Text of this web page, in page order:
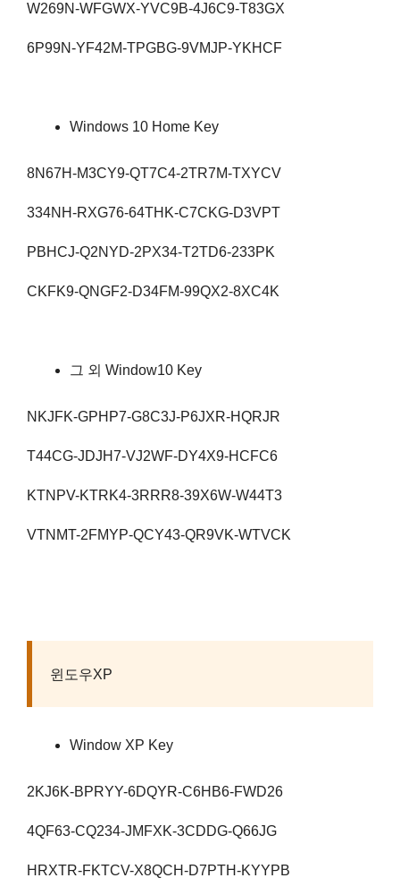
W269N-WFGWX-YVC9B-4J6C9-T83GX
6P99N-YF42M-TPGBG-9VMJP-YKHCF
Windows 10 Home Key
8N67H-M3CY9-QT7C4-2TR7M-TXYCV
334NH-RXG76-64THK-C7CKG-D3VPT
PBHCJ-Q2NYD-2PX34-T2TD6-233PK
CKFK9-QNGF2-D34FM-99QX2-8XC4K
그 외 Window10 Key
NKJFK-GPHP7-G8C3J-P6JXR-HQRJR
T44CG-JDJH7-VJ2WF-DY4X9-HCFC6
KTNPV-KTRK4-3RRR8-39X6W-W44T3
VTNMT-2FMYP-QCY43-QR9VK-WTVCK
윈도우XP
Window XP Key
2KJ6K-BPRYY-6DQYR-C6HB6-FWD26
4QF63-CQ234-JMFXK-3CDDG-Q66JG
HRXTR-FKTCV-X8QCH-D7PTH-KYYPB